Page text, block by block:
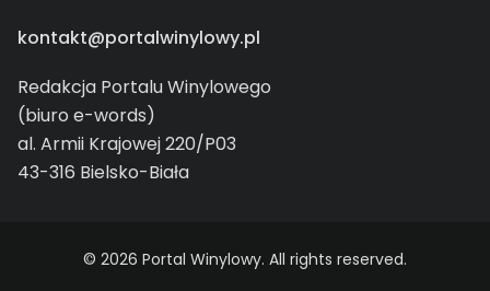
kontakt@portalwinylowy.pl
Redakcja Portalu Winylowego
(biuro e-words)
al. Armii Krajowej 220/P03
43-316 Bielsko-Biała
© 2026 Portal Winylowy. All rights reserved.